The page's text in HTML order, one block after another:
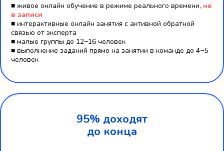
■ живое онлайн обучение в режиме реального времени, не
в записи
■ интерактивные онлайн занятия c активной обратной
связью от эксперта
■ малые группы до 12−16 человек
■ выполнение заданий прямо на занятии в команде до 4−5
человек
95% доходят
до конца